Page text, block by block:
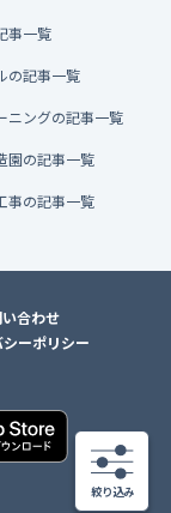
絞り込み
事一覧
の記事一覧
ニングの記事一覧
園の記事一覧
事の記事一覧
合わせ
ーポリシー